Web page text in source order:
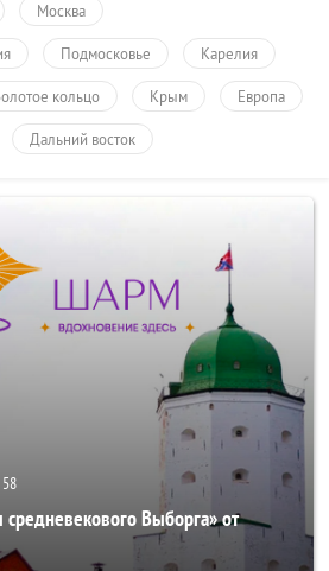
Москва
Подмосковье Карелия
кольцо Крым Европа
Дальний восток
58
Выборга» от